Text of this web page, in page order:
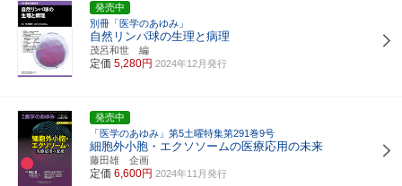
発売中
別冊「医学のあゆみ」
自然リンパ球の生理と病理
茂呂和世 編
定価 5,280円 2024年12月発行
発売中
「医学のあゆみ」第5土曜特集第291巻9号
細胞外小胞・エクソソームの医療応用の未来
藤田雄 企画
定価 6,600円 2024年11月発行